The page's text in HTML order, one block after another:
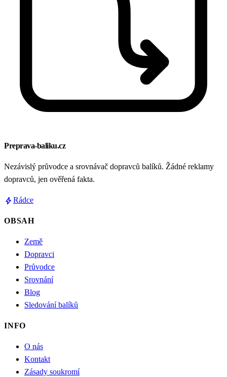
Preprava-baliku.cz
Nezávislý průvodce a srovnávač dopravců balíků. Žádné reklamy
dopravců, jen ověřená fakta.
boltRádce
OBSAH
Země
Dopravci
Průvodce
Srovnání
Blog
Sledování balíků
INFO
O nás
Kontakt
Zásady soukromí